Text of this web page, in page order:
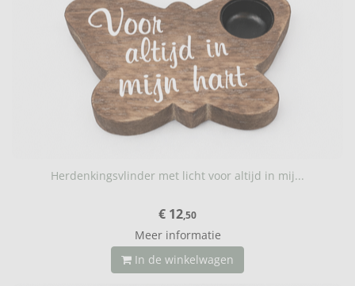
Herdenkingsvlinder met licht voor altijd in mij...
€ 12,50
Meer informatie
In de winkelwagen